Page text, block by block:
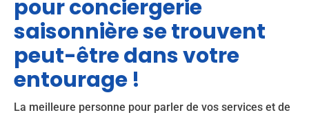
pour conciergerie
saisonnière se trouvent
peut-être dans votre
entourage !
La meilleure personne pour parler de vos services et de